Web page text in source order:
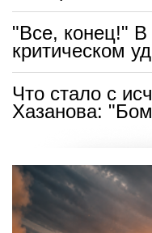
"Все, конец!"
критическом
Что стало с
Хазанова: